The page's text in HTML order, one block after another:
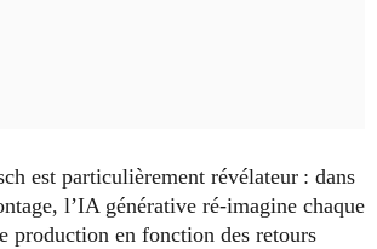
est particulièrement révélateur : dans
l’IA générative ré-imagine chaque
production en fonction des retours